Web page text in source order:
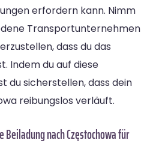
erfordern kann. Nimm
Transportunternehmen
dass du das
Indem du auf diese
du sicherstellen, dass dein
reibungslos verläuft.
nach Częstochowa für